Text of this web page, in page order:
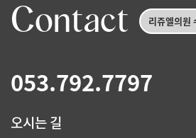
Contact 리쥬엘의원
053.792.7797
오시는 길